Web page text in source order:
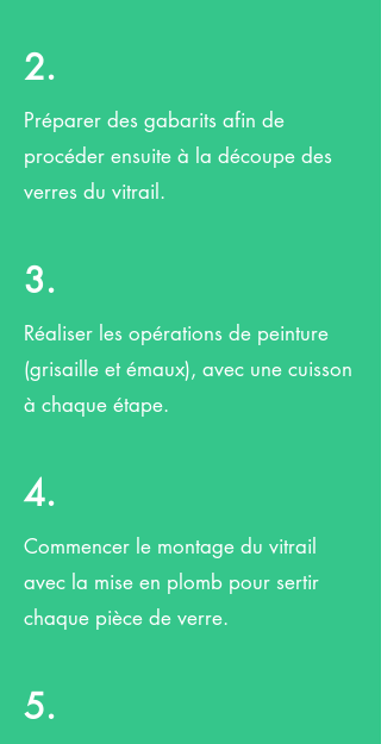
2.
Préparer des gabarits afin de
procéder ensuite à la découpe des
verres du vitrail.
3.
Réaliser les opérations de peinture
(grisaille et émaux), avec une cuisson
à chaque étape.
4.
Commencer le montage du vitrail
avec la mise en plomb pour sertir
chaque pièce de verre.
5.